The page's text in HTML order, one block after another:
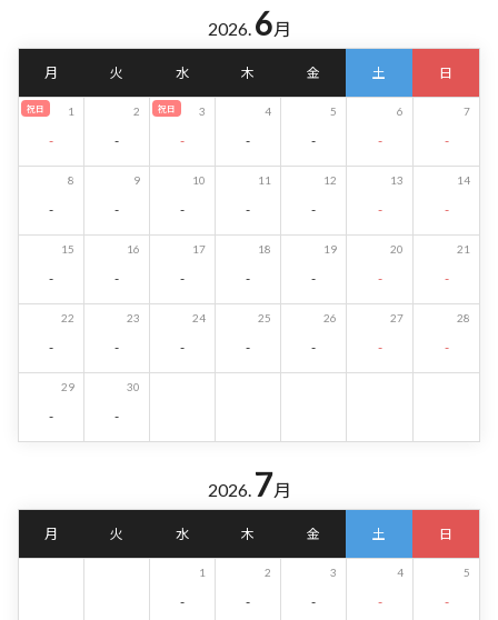
2026. 6 月
月 火 水 木 金 土 日
祝日 1
-
2
-
祝日 3
-
4
-
5
-
6
-
7
-
8
-
9
-
10
-
11
-
12
-
13
-
14
-
15
-
16
-
17
-
18
-
19
-
20
-
21
-
22
-
23
-
24
-
25
-
26
-
27
-
28
-
29
-
30
-
2026. 7 月
月 火 水 木 金 土 日
1
-
2
-
3
-
4
-
5
-